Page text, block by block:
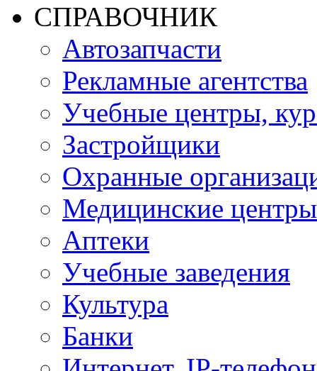
СПРАВОЧНИК
Автозапчасти
Рекламные агентства
Учебные центры,
Застройщики
Охранные
Медицинские центры
Аптеки
Учебные заведения
Культура
Банки